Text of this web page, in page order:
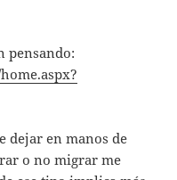
pensando:
dejar en manos de
o no migrar me